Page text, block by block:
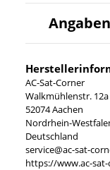
AC-Sat-Corner
Walkmühlenstr. 12a
52074 Aachen
Nordrhein-
Deutschland
service@ac-sat-
https://www.ac-